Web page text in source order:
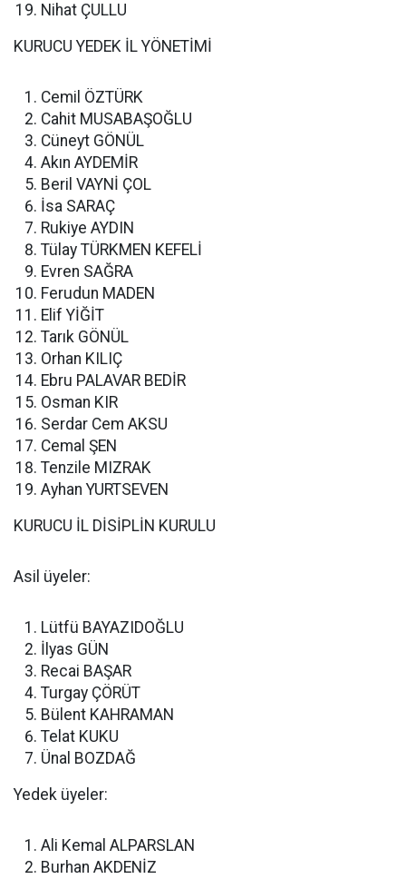
Nihat ÇULLU
KURUCU YEDEK İL YÖNETİMİ
Cemil ÖZTÜRK
Cahit MUSABAŞOĞLU
Cüneyt GÖNÜL
Akın AYDEMİR
Beril VAYNİ ÇOL
İsa SARAÇ
Rukiye AYDIN
Tülay TÜRKMEN KEFELİ
Evren SAĞRA
Ferudun MADEN
Elif YİĞİT
Tarık GÖNÜL
Orhan KILIÇ
Ebru PALAVAR BEDİR
Osman KIR
Serdar Cem AKSU
Cemal ŞEN
Tenzile MIZRAK
Ayhan YURTSEVEN
KURUCU İL DİSİPLİN KURULU
Asil üyeler:
Lütfü BAYAZIDOĞLU
İlyas GÜN
Recai BAŞAR
Turgay ÇÖRÜT
Bülent KAHRAMAN
Telat KUKU
Ünal BOZDAĞ
Yedek üyeler:
Ali Kemal ALPARSLAN
Burhan AKDENİZ